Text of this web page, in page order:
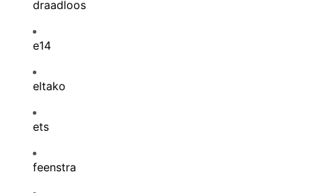
draadloos
e14
eltako
ets
feenstra